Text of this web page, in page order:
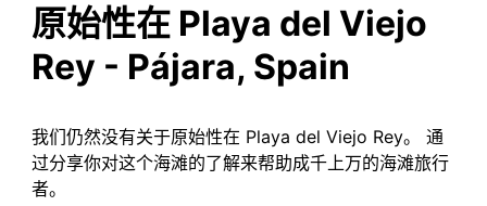
原始性在 Playa del Viejo
Rey - Pájara, Spain
我们仍然没有关于原始性在 Playa del Viejo Rey。 通
过分享你对这个海滩的了解来帮助成千上万的海滩旅行
者。